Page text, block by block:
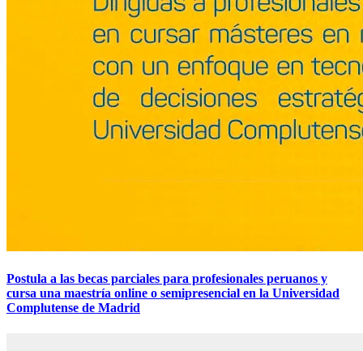
Postula a las becas parciales para profesionales peruanos y
cursa una maestría online o semipresencial en la Universidad
Complutense de Madrid